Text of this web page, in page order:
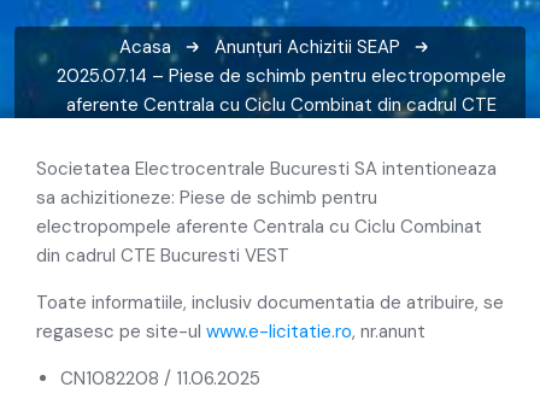
Acasa Anunțuri Achizitii SEAP
2025.07.14 – Piese de schimb pentru electropompele
aferente Centrala cu Ciclu Combinat din cadrul CTE
Societatea Electrocentrale Bucuresti SA intentioneaza
sa achizitioneze: Piese de schimb pentru
electropompele aferente Centrala cu Ciclu Combinat
din cadrul CTE Bucuresti VEST
Toate informatiile, inclusiv documentatia de atribuire, se
regasesc pe site-ul www.e-licitatie.ro, nr.anunt
CN1082208 / 11.06.2025